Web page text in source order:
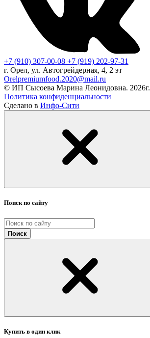
+7 (910) 307-00-08 +7 (919) 202-97-31
г. Орел, ул. Автогрейдерная, 4, 2 эт
Orelpremiumfood.2020@mail.ru
© ИП Сысоева Марина Леонидовна. 2026г.
Политика конфиденциальности
Сделано в Инфо-Сити
Поиск по сайту
Поиск
Купить в один клик